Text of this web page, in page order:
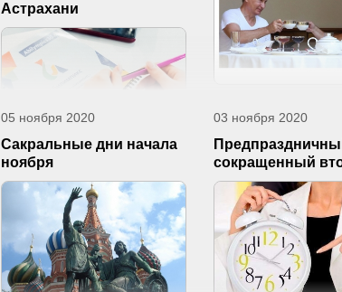
Астрахани
05 ноября 2020
Сакральные дни начала
ноября
03 ноября 2020
сокращенный